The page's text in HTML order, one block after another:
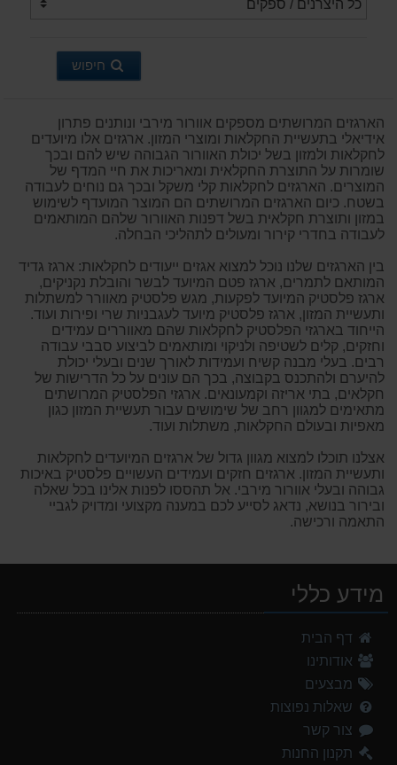
חיפוש
הארגזים המרושתים מספקים אוורור מירבי ונותנים פתרון
אידיאלי בתעשיית החקלאות ומוצרי המזון. ארגזים אלו מיועדים
לחקלאות ולמזון בשל יכולת האוורור הגבוהה שיש להם ובכך
שומרות על התוצרת החקלאית ומאריכות את חיי המדף של
המוצרים. הארגזים לחקלאות קלי משקל ובכך גם נוחים לעבודה
בשטח. כיום הארגזים המרושתים הם המוצר המועדף לשימוש
במזון ותוצרת חקלאית בשל דפנות האוורור שלהם המותאמים
לעבודה בחדרי קירור ומעולים לתהליכי הבחלה.
בין הארגזים שלנו נוכל למצוא אגזים ייעודים לחקלאות: ארגז גדיד
המותאם לתמרים, ארגז פטם המיועד לבשר והובלת נקניקים,
ארגז פלסטיק המיועד לפקעות, מגש פלסטיק מאוורר למשתלות
ותעשיית המזון, ארגז פלסטיק מיועד לעגבניות שרי ופירות ועוד.
הייחוד בארגזי הפלסטיק לחקלאות שהם מאווררים עמידים
וחזקים, קלים לשטיפה ולניקוי ומותאמים לביצוע סבבי עבודה
רבים. בעלי מבנה קשיח ועמידות לאורך שנים ובעלי יכולת
להיערם ולהתכנס בקבוצה, בכך הם עונים על כל הדרישות של
חקלאים, בתי אריזה וקמעונאים. ארגזי הפלסטיק המרושתים
מתאימים למגוון רחב של שימושים עבור תעשיית המזון כגון
מאפיות ובעולם החקלאות, משתלות ועוד.
אצלנו תוכלו למצוא מגוון גדול של ארגזים המיועדים לחקלאות
ותעשיית המזון. ארגזים חזקים ועמידים העשויים פלסטיק באיכות
גבוהה ובעלי אוורור מירבי. אל תהססו לפנות אלינו בכל שאלה
ובירור בנושא, נדאג לסייע לכם במענה מקצועי ומדויק לגביי
התאמה ורכישה.
מידע כללי
דף הבית
אודותינו
מבצעים
שאלות נפוצות
צור קשר
תקנון החנות